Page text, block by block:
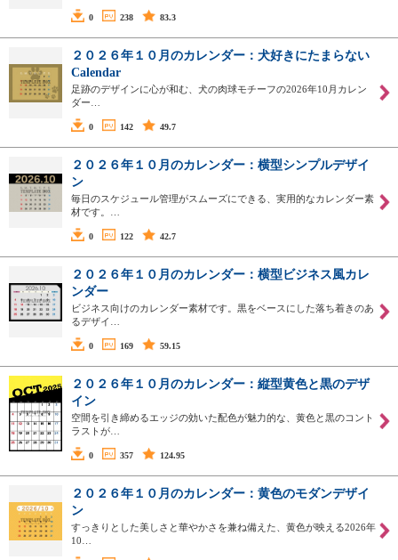
0 238 83.3
２０２６年１０月のカレンダー：犬好きにたまらない
Calendar
足跡のデザインに心が和む、犬の肉球モチーフの2026年10月カレン
ダー…
0 142 49.7
２０２６年１０月のカレンダー：横型シンプルデザイ
ン
毎日のスケジュール管理がスムーズにできる、実用的なカレンダー素
材です。…
0 122 42.7
２０２６年１０月のカレンダー：横型ビジネス風カレ
ンダー
ビジネス向けのカレンダー素材です。黒をベースにした落ち着きのあ
るデザイ…
0 169 59.15
２０２６年１０月のカレンダー：縦型黄色と黒のデザ
イン
空間を引き締めるエッジの効いた配色が魅力的な、黄色と黒のコント
ラストが…
0 357 124.95
２０２６年１０月のカレンダー：黄色のモダンデザイ
ン
すっきりとした美しさと華やかさを兼ね備えた、黄色が映える2026年
10…